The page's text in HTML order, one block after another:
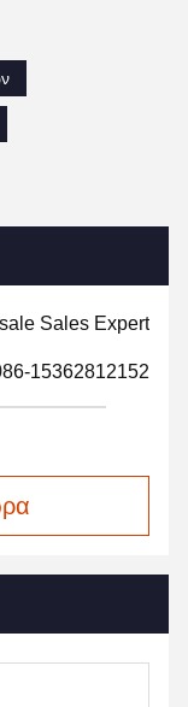
Sales Expert
15362812152